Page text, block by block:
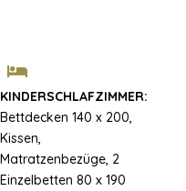
KINDERSCHLAFZIMMER:
Bettdecken 140 x 200,
Kissen,
Matratzenbezüge, 2
Einzelbetten 80 x 190